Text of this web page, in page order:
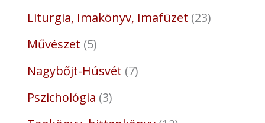
Liturgia, Imakönyv, Imafüzet 23
Művészet 5
Nagybőjt-Húsvét 7
Pszichológia 3